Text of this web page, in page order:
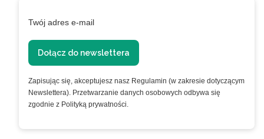
Twój adres e-mail
Dołącz do newslettera
Zapisując się, akceptujesz nasz Regulamin (w zakresie dotyczącym
Newslettera). Przetwarzanie danych osobowych odbywa się
zgodnie z Polityką prywatności.